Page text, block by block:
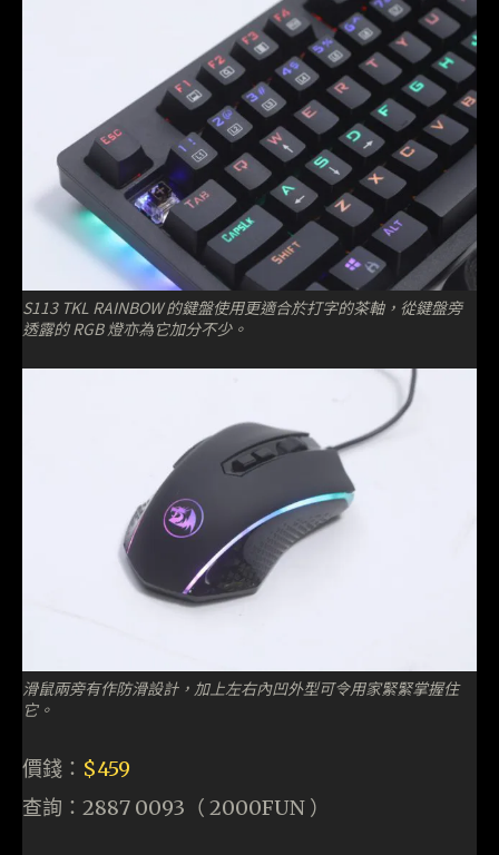
S113 TKL RAINBOW 的鍵盤使用更適合於打字的茶軸，從鍵盤旁
透露的 RGB 燈亦為它加分不少。
滑鼠兩旁有作防滑設計，加上左右內凹外型可令用家緊緊掌握住
它。
價錢： $459
查詢：2887 0093（ 2000FUN ）